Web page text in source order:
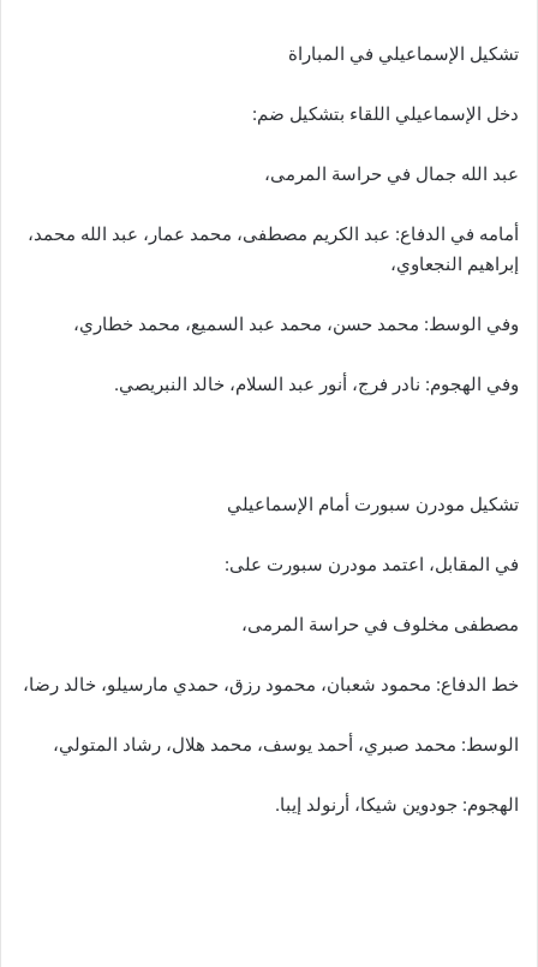
تشكيل الإسماعيلي في المباراة
دخل الإسماعيلي اللقاء بتشكيل ضم:
عبد الله جمال في حراسة المرمى،
أمامه في الدفاع: عبد الكريم مصطفى، محمد عمار، عبد الله محمد،
إبراهيم النجعاوي،
وفي الوسط: محمد حسن، محمد عبد السميع، محمد خطاري،
وفي الهجوم: نادر فرج، أنور عبد السلام، خالد النبريصي.
تشكيل مودرن سبورت أمام الإسماعيلي
في المقابل، اعتمد مودرن سبورت على:
مصطفى مخلوف في حراسة المرمى،
خط الدفاع: محمود شعبان، محمود رزق، حمدي مارسيلو، خالد رضا،
الوسط: محمد صبري، أحمد يوسف، محمد هلال، رشاد المتولي،
الهجوم: جودوين شيكا، أرنولد إيبا.